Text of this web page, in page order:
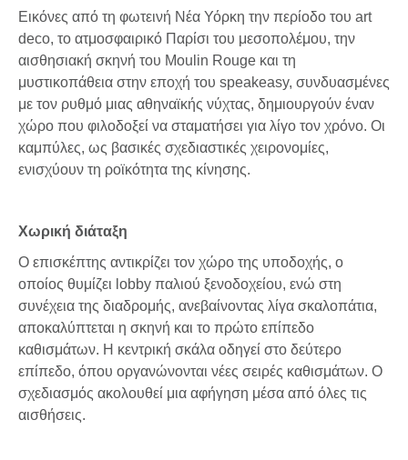
Εικόνες από τη φωτεινή Νέα Υόρκη την περίοδο του art
deco, το ατμοσφαιρικό Παρίσι του μεσοπολέμου, την
αισθησιακή σκηνή του Moulin Rouge και τη
μυστικοπάθεια στην εποχή του speakeasy, συνδυασμένες
με τον ρυθμό μιας αθηναϊκής νύχτας, δημιουργούν έναν
χώρο που φιλοδοξεί να σταματήσει για λίγο τον χρόνο. Οι
καμπύλες, ως βασικές σχεδιαστικές χειρονομίες,
ενισχύουν τη ροϊκότητα της κίνησης.
Χωρική διάταξη
O επισκέπτης αντικρίζει τον χώρο της υποδοχής, ο
οποίος θυμίζει lobby παλιού ξενοδοχείου, ενώ στη
συνέχεια της διαδρομής, ανεβαίνοντας λίγα σκαλοπάτια,
αποκαλύπτεται η σκηνή και το πρώτο επίπεδο
καθισμάτων. Η κεντρική σκάλα οδηγεί στο δεύτερο
επίπεδο, όπου οργανώνονται νέες σειρές καθισμάτων. Ο
σχεδιασμός ακολουθεί μια αφήγηση μέσα από όλες τις
αισθήσεις.